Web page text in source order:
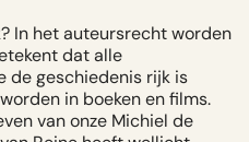
In het auteursrecht worden
dat alle
de geschiedenis rijk is
in boeken en films.
van onze Michiel de